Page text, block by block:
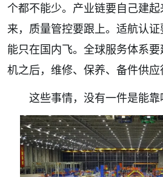
个都不能少。产业链要自己建
来，质量管控要跟上。适航认
能只在国内飞。全球服务体系
机之后，维修、保养、备件供应
这些事情，没有一件是能靠